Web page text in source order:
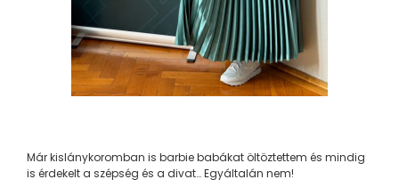
Már kislánykoromban is barbie babákat öltöztettem és mindig
is érdekelt a szépség és a divat… Egyáltalán nem!